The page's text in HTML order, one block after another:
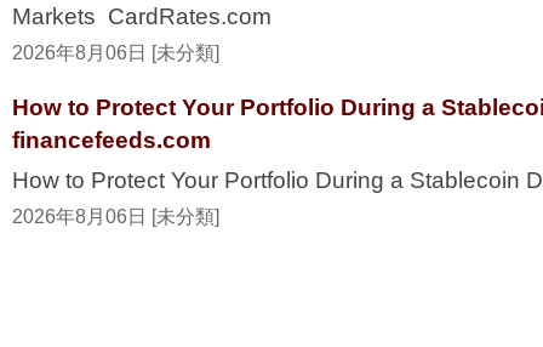
Markets CardRates.com
2026年8月06日 [未分類]
How to Protect Your Portfolio During a
financefeeds.com
How to Protect Your Portfolio During a Stablecoin
2026年8月06日 [未分類]